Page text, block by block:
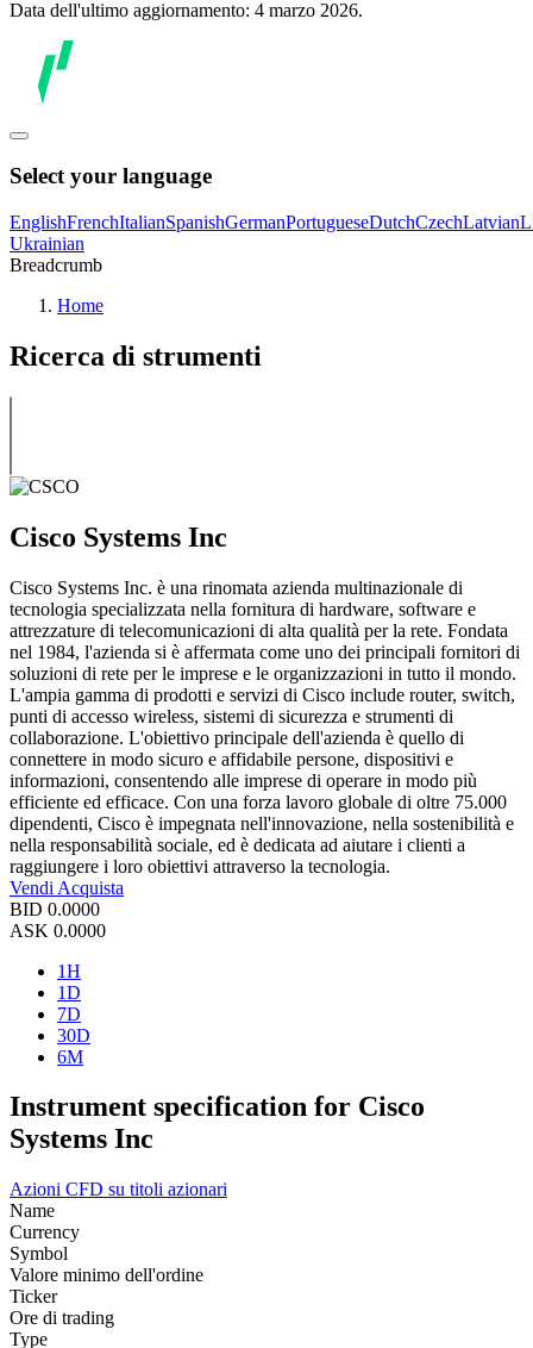
Data dell'ultimo aggiornamento: 4 marzo 2026.
Select your language
EnglishFrenchItalianSpanishGermanPortugueseDutchCzechLatvian
Ukrainian
Breadcrumb
Home
Ricerca di strumenti
Cisco Systems Inc
Cisco Systems Inc. è una rinomata azienda multinazionale di
tecnologia specializzata nella fornitura di hardware, software e
attrezzature di telecomunicazioni di alta qualità per la rete. Fondata
nel 1984, l'azienda si è affermata come uno dei principali fornitori di
soluzioni di rete per le imprese e le organizzazioni in tutto il mondo.
L'ampia gamma di prodotti e servizi di Cisco include router, switch,
punti di accesso wireless, sistemi di sicurezza e strumenti di
collaborazione. L'obiettivo principale dell'azienda è quello di
connettere in modo sicuro e affidabile persone, dispositivi e
informazioni, consentendo alle imprese di operare in modo più
efficiente ed efficace. Con una forza lavoro globale di oltre 75.000
dipendenti, Cisco è impegnata nell'innovazione, nella sostenibilità e
nella responsabilità sociale, ed è dedicata ad aiutare i clienti a
raggiungere i loro obiettivi attraverso la tecnologia.
Vendi Acquista
BID 0.0000
ASK 0.0000
1H
1D
7D
30D
6M
Instrument specification for Cisco
Systems Inc
Azioni CFD su titoli azionari
Name
Currency
Symbol
Valore minimo dell'ordine
Ticker
Ore di trading
Type